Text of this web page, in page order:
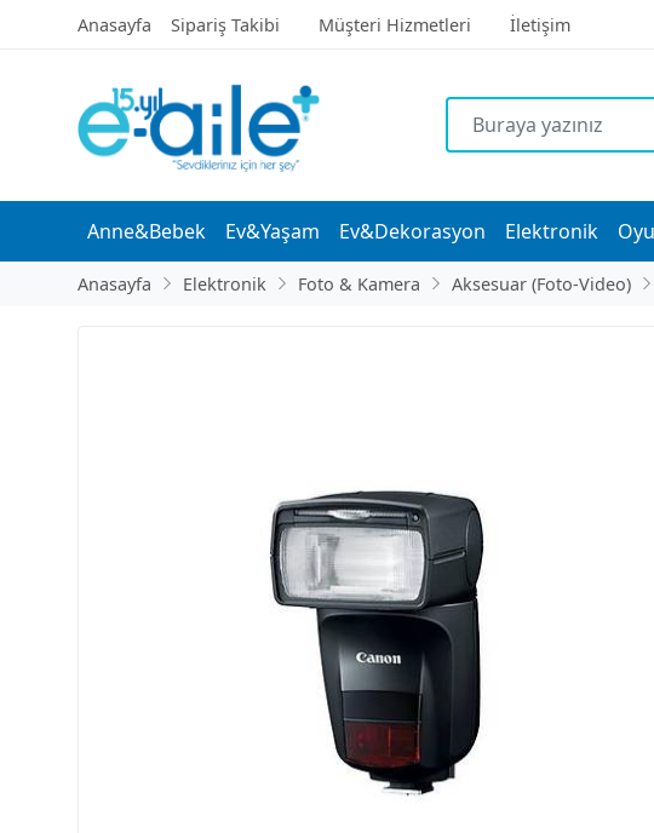
Anasayfa Sipariş Takibi Müşteri Hizmetleri İletişim
Anne&Bebek Ev&Yaşam Ev&Dekorasyon Elektronik
Anasayfa Elektronik Foto & Kamera Aksesuar (Foto-Video)